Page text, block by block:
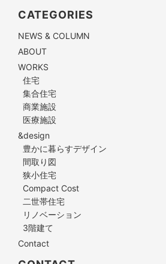
CATEGORIES
NEWS & COLUMN
ABOUT
WORKS
住宅
集合住宅
商業施設
医療施設
&design
豊かに暮らすデザイン
間取り図
狭小住宅
Compact Cost
二世帯住宅
リノベーション
3階建て
Contact